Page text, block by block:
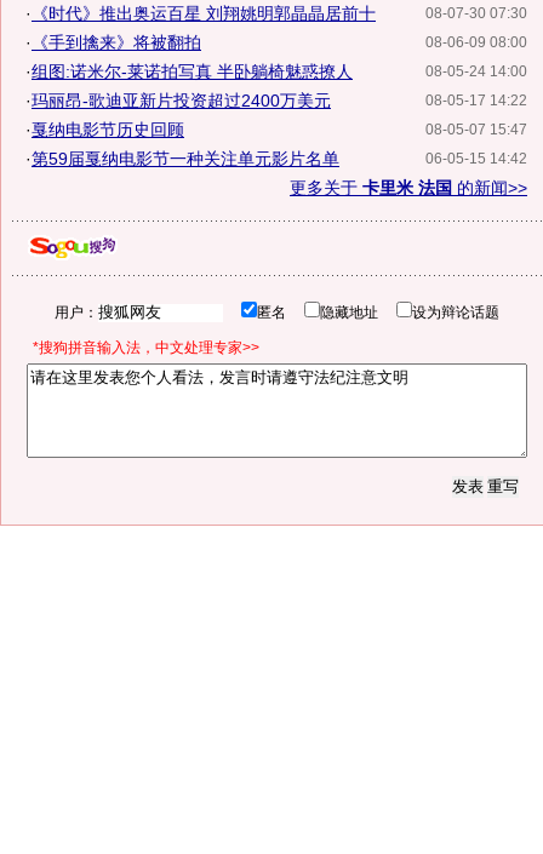
08-07-30 07:30
· 《时代》推出奥运百星 刘翔姚明郭晶晶居前十
08-06-09 08:00
· 《手到擒来》将被翻拍
08-05-24 14:00
·组图:诺米尔-莱诺拍写真 半卧躺椅魅惑撩人
08-05-17 14:22
·玛丽昂-歌迪亚新片投资超过2400万美元
08-05-07 15:47
·戛纳电影节历史回顾
06-05-15 14:42
·第59届戛纳电影节一种关注单元影片名单
更多关于 卡里米 法国 的新闻>>
用户： 匿名 隐藏地址 设为辩论话题
*搜狗拼音输入法，中文处理专家>>